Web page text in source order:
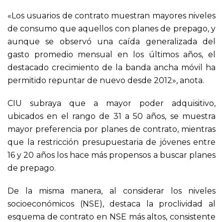
«Los usuarios de contrato muestran mayores niveles
de consumo que aquellos con planes de prepago, y
aunque se observó una caída generalizada del
gasto promedio mensual en los últimos años, el
destacado crecimiento de la banda ancha móvil ha
permitido repuntar de nuevo desde 2012», anota.
CIU subraya que a mayor poder adquisitivo,
ubicados en el rango de 31 a 50 años, se muestra
mayor preferencia por planes de contrato, mientras
que la restricción presupuestaria de jóvenes entre
16 y 20 años los hace más propensos a buscar planes
de prepago.
De la misma manera, al considerar los niveles
socioeconómicos (NSE), destaca la proclividad al
esquema de contrato en NSE más altos, consistente